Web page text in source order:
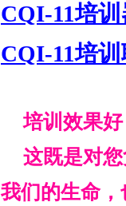
CQI-11培
CQI-11培
培训效果好
这既是对您
我们的生命